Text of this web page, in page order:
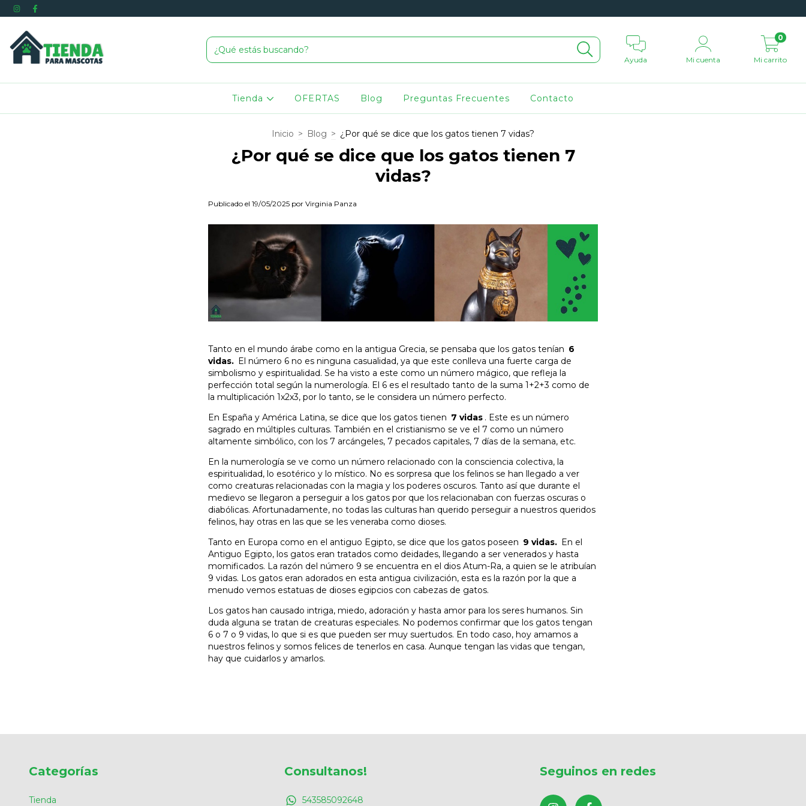
Ayuda Mi cuenta Mi carrito
0
Tienda OFERTAS Blog Preguntas Frecuentes Contacto
Inicio > Blog > ¿Por qué se dice que los gatos tienen 7 vidas?
¿Por qué se dice que los gatos tienen 7
vidas?
Publicado el 19/05/2025 por Virginia Panza
Tanto en el mundo árabe como en la antigua Grecia, se pensaba que los gatos tenían 6
vidas. El número 6 no es ninguna casualidad, ya que este conlleva una fuerte carga de
simbolismo y espiritualidad. Se ha visto a este como un número mágico, que refleja la
perfección total según la numerología. El 6 es el resultado tanto de la suma 1+2+3 como de
la multiplicación 1x2x3, por lo tanto, se le considera un número perfecto.
En España y América Latina, se dice que los gatos tienen 7 vidas . Este es un número
sagrado en múltiples culturas. También en el cristianismo se ve el 7 como un número
altamente simbólico, con los 7 arcángeles, 7 pecados capitales, 7 días de la semana, etc.
En la numerología se ve como un número relacionado con la consciencia colectiva, la
espiritualidad, lo esotérico y lo místico. No es sorpresa que los felinos se han llegado a ver
como creaturas relacionadas con la magia y los poderes oscuros. Tanto así que durante el
medievo se llegaron a perseguir a los gatos por que los relacionaban con fuerzas oscuras o
diabólicas. Afortunadamente, no todas las culturas han querido perseguir a nuestros queridos
felinos, hay otras en las que se les veneraba como dioses.
Tanto en Europa como en el antiguo Egipto, se dice que los gatos poseen 9 vidas. En el
Antiguo Egipto, los gatos eran tratados como deidades, llegando a ser venerados y hasta
momificados. La razón del número 9 se encuentra en el dios Atum-Ra, a quien se le atribuían
9 vidas. Los gatos eran adorados en esta antigua civilización, esta es la razón por la que a
menudo vemos estatuas de dioses egipcios con cabezas de gatos.
Los gatos han causado intriga, miedo, adoración y hasta amor para los seres humanos. Sin
duda alguna se tratan de creaturas especiales. No podemos confirmar que los gatos tengan
6 o 7 o 9 vidas, lo que si es que pueden ser muy suertudos. En todo caso, hoy amamos a
nuestros felinos y somos felices de tenerlos en casa. Aunque tengan las vidas que tengan,
hay que cuidarlos y amarlos.
Categorías
Tienda
Consultanos!
543585092648
Seguinos en redes